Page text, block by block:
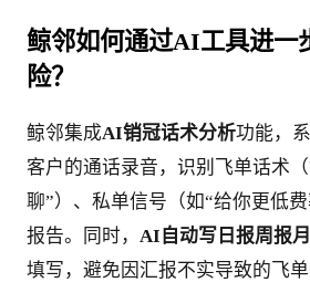
鲸邻如何通过AI工具进一
险？
鲸邻集成AI销冠话术分析功能，
客户的通话录音，识别飞单话术
聊”）、私单信号（如“给你更低
报告。同时， AI自动写日报周报
填写，避免因汇报不实导致的飞单